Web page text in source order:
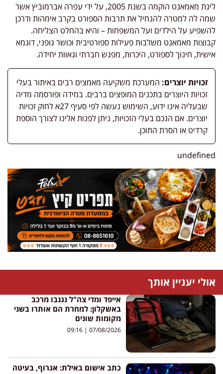
ליגת מאמאנט הוקמה בשנת 2005, על ידי עפרה אברמוביץ אשר
שמה לה למטרה להנחיל את תרבות הספורט בקרב אימהות ודרכן
להשפיע על הילדים ועל המשפחות – והיא בהחלט הצליחה.
קבוצות מאמאנט משלבות פעילות ספורטיבית וכושר גופני, דוגמא
אישית, חינוך לספורט, היכרות, מפגש חברתי וגאוות יחידה.
זכויות יוצרים: המערכת משקיעה מאמצים רבים באיתור בעלי
זכויות היוצרים בתכנים המופצים ברבים. במידה ופורסמה מדיה
שבעליה אינו ידוע, השימוש נעשה לפי סעיף 27א לחוק זכויות
יוצרים. אם הנכם בעלי הזכויות, ניתן לפנות אלינו לצורך הוספת
קרדיט או הסרת התוכן.
undefined
אולי יעניין אותך
אייפד ומדי צה"ל נגנבו מרכב
באשקלון: למחרת הם אותרו בשני
מקומות שונים
07/08/2026
כתב אישום באילת: אגרוף, בעיטה